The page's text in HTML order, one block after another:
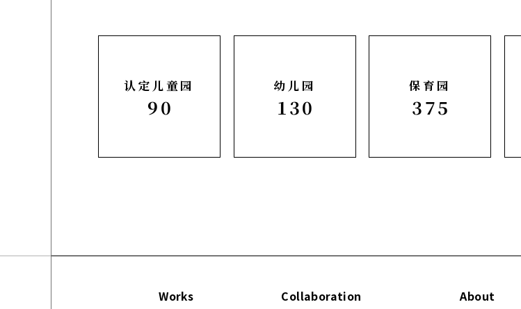
认定儿童园
90
幼儿园
130
保育园
375
Works Collaboration About